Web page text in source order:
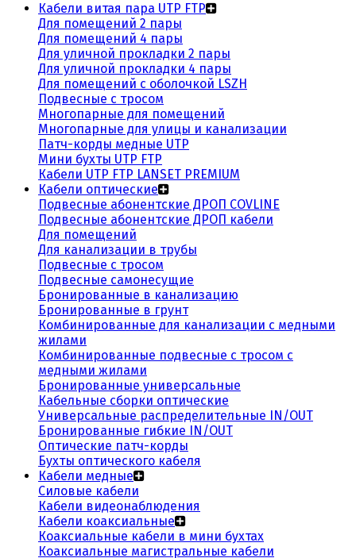
Кабели витая пара UTP FTP
Для помещений 2 пары
Для помещений 4 пары
Для уличной прокладки 2 пары
Для уличной прокладки 4 пары
Для помещений с оболочкой LSZH
Подвесные с тросом
Многопарные для помещений
Многопарные для улицы и канализации
Патч-корды медные UTP
Мини бухты UTP FTP
Кабели UTP FTP LANSET PREMIUM
Кабели оптические
Подвесные абонентские ДРОП COVLINE
Подвесные абонентские ДРОП кабели
Для помещений
Для канализации в трубы
Подвесные с тросом
Подвесные самонесущие
Бронированные в канализацию
Бронированные в грунт
Комбинированные для канализации с медными
жилами
Комбинированные подвесные с тросом с
медными жилами
Бронированные универсальные
Кабельные сборки оптические
Универсальные распределительные IN/OUT
Бронированные гибкие IN/OUT
Оптические патч-корды
Бухты оптического кабеля
Кабели медные
Силовые кабели
Кабели видеонаблюдения
Кабели коаксиальные
Коаксиальные кабели в мини бухтах
Коаксиальные магистральные кабели